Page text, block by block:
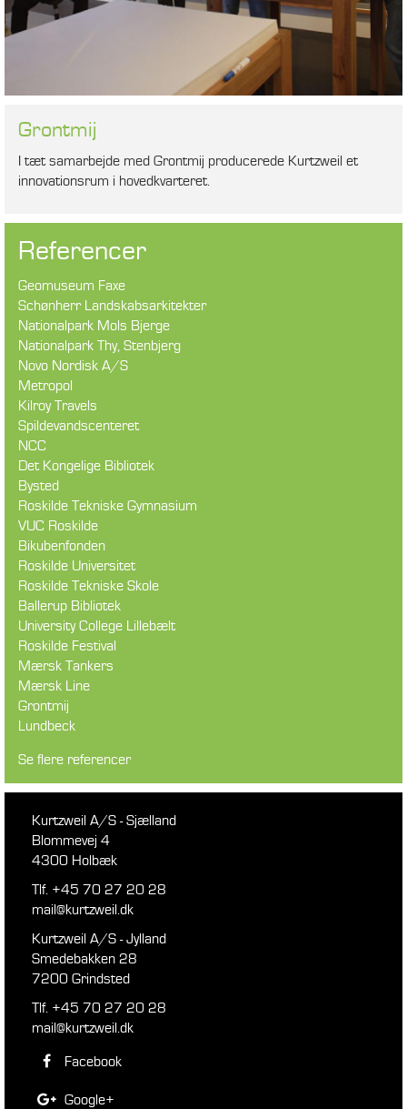
Grontmij
I tæt samarbejde med Grontmij producerede Kurtzweil et
innovationsrum i hovedkvarteret.
Referencer
Geomuseum Faxe
Schønherr Landskabsarkitekter
Nationalpark Mols Bjerge
Nationalpark Thy, Stenbjerg
Novo Nordisk A/S
Metropol
Kilroy Travels
Spildevandscenteret
NCC
Det Kongelige Bibliotek
Bysted
Roskilde Tekniske Gymnasium
VUC Roskilde
Bikubenfonden
Roskilde Universitet
Roskilde Tekniske Skole
Ballerup Bibliotek
University College Lillebælt
Roskilde Festival
Mærsk Tankers
Mærsk Line
Grontmij
Lundbeck
Se flere referencer
Kurtzweil A/S - Sjælland
Blommevej 4
4300 Holbæk
Tlf. +45 70 27 20 28
mail@kurtzweil.dk
Kurtzweil A/S - Jylland
Smedebakken 28
7200 Grindsted
Tlf. +45 70 27 20 28
mail@kurtzweil.dk
Facebook
Google+